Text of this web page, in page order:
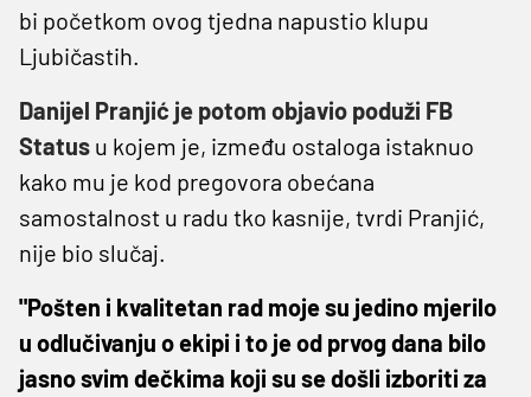
bi početkom ovog tjedna napustio klupu
Ljubičastih.
Danijel Pranjić je potom objavio poduži FB
Status u kojem je, između ostaloga istaknuo
kako mu je kod pregovora obećana
samostalnost u radu tko kasnije, tvrdi Pranjić,
nije bio slučaj.
"Pošten i kvalitetan rad moje su jedino mjerilo
u odlučivanju o ekipi i to je od prvog dana bilo
jasno svim dečkima koji su se došli izboriti za